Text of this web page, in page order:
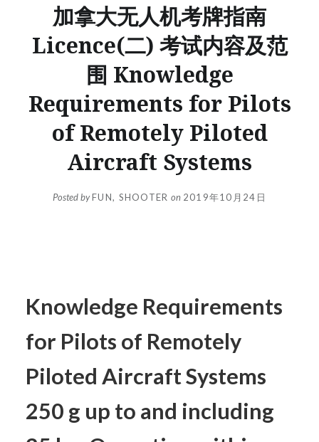
加拿大无人机考牌指南
Licence(二) 考试内容及范
围 Knowledge
Requirements for Pilots
of Remotely Piloted
Aircraft Systems
Posted byFUN, SHOOTER on 2019年10月24日
Knowledge Requirements
for Pilots of Remotely
Piloted Aircraft Systems
250 g up to and including